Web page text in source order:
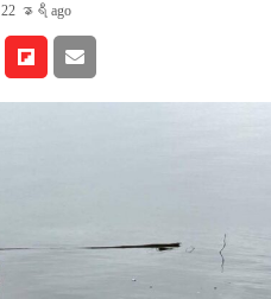
22 နာရီ ago